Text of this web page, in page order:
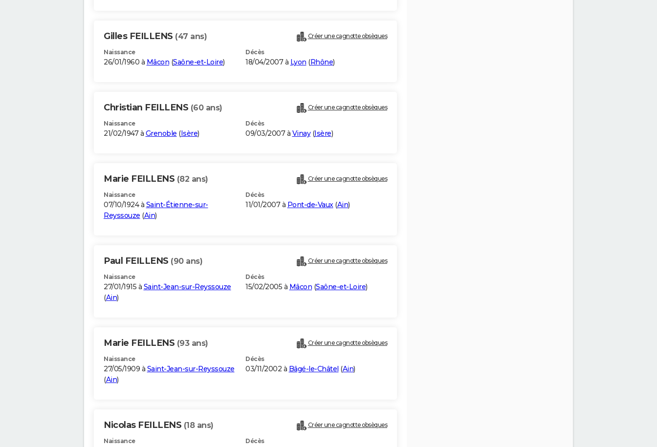
Gilles FEILLENS (47 ans) Créer une cagnotte obsèques
Naissance
26/01/1960 à Mâcon (Saône-et-Loire)
Décès
18/04/2007 à Lyon (Rhône)
Christian FEILLENS (60 ans) Créer une cagnotte obsèques
Naissance
21/02/1947 à Grenoble (Isère)
Décès
09/03/2007 à Vinay(Isère)
Marie FEILLENS (82 ans) Créer une cagnotte obsèques
Naissance
07/10/1924 à Saint-Étienne-sur-
Reyssouze (Ain)
Décès
11/01/2007 à Pont-de-Vaux(Ain)
Paul FEILLENS (90 ans) Créer une cagnotte obsèques
Naissance
27/01/1915 à Saint-Jean-sur-Reyssouze
(Ain)
Décès
15/02/2005 à Mâcon (Saône-et-Loire)
Marie FEILLENS (93 ans) Créer une cagnotte obsèques
Naissance
27/05/1909 à Saint-Jean-sur-Reyssouze
(Ain)
Décès
03/11/2002 à Bâgé-le-Châtel (Ain)
Nicolas FEILLENS (18 ans) Créer une cagnotte obsèques
Naissance Décès